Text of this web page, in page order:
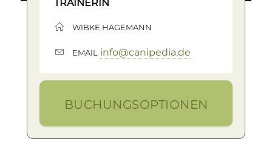
TRAINERIN
WIBKE HAGEMANN
EMAIL info@canipedia.de
BUCHUNGSOPTIONEN